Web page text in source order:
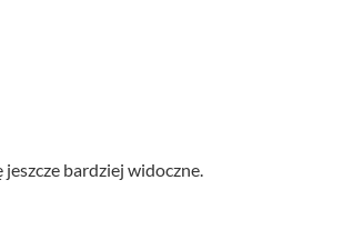
bardziej widoczne.